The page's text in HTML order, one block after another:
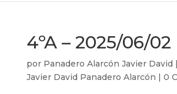
4ºA – 2025/06/02
por Panadero Alarcón Javier David |
Javier David Panadero Alarcón | 0